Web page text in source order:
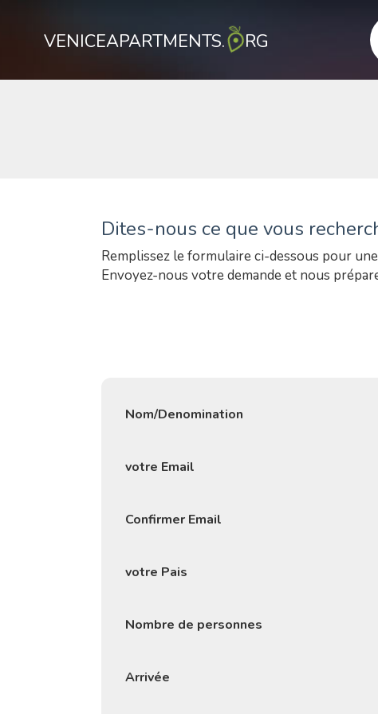
VENICEAPARTMENTS. RG
Dites-nous ce que vous
Remplissez le formulaire ci-dessous pour
Envoyez-nous votre demande et nous
Nom/Denomination
votre Email
Confirmer Email
votre Pais
Nombre de personnes
Arrivée